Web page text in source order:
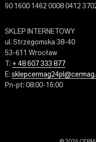
90 1600 1462 0008 0412
SKLEP INTERNETOWY
ul. Strzegomska 38-40
53-611 Wrocław
T: + 48 607 333 877
E:
Pn-pt: 08:00-16:00